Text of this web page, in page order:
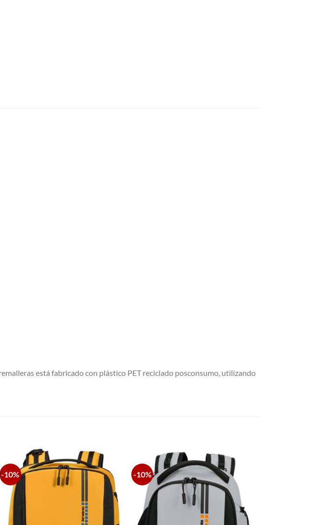
está fabricado con plástico PET reciclado posconsumo, utilizando
-10% -10%